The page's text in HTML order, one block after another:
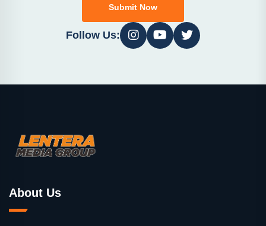
Submit Now
Follow Us:
About Us